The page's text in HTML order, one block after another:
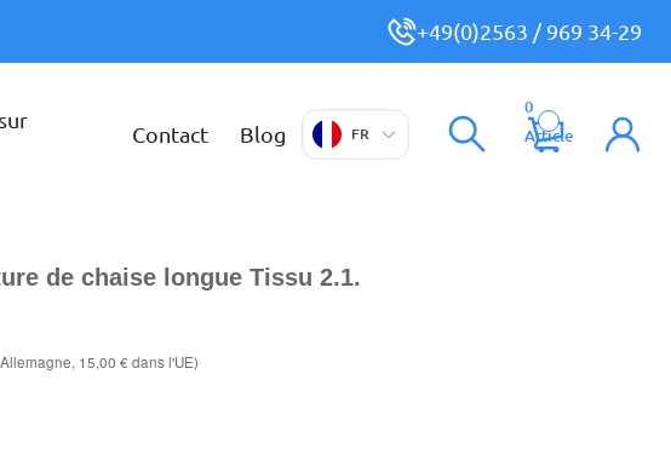
+49(0)2563 / 969 34-29
Contact Blog FR
0
Article
de chaise longue Tissu 2.1.
15,00 € dans l'UE)